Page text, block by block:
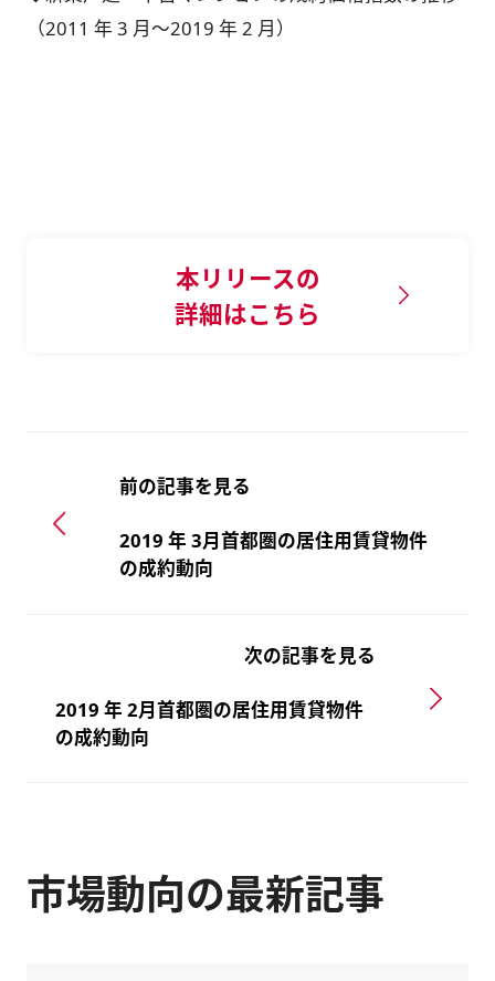
（2011 年 3 月～2019 年 2 月）
本リリースの
詳細はこちら
前の記事を見る
2019 年 3月首都圏の居住用賃貸物件
の成約動向
次の記事を見る
2019 年 2月首都圏の居住用賃貸物件
の成約動向
市場動向の最新記事